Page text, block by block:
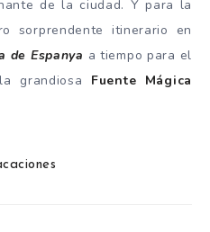
de la ciudad. Y para la
sorprendente itinerario en
de Espanya a tiempo para el
grandiosa Fuente Mágica